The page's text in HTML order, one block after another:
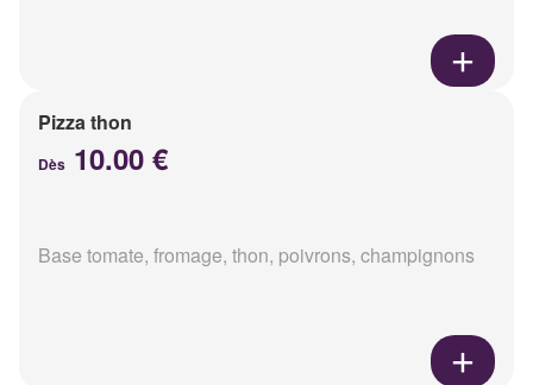
Pizza thon
Dès 10.00 €
Base tomate, fromage, thon, poivrons, champignons